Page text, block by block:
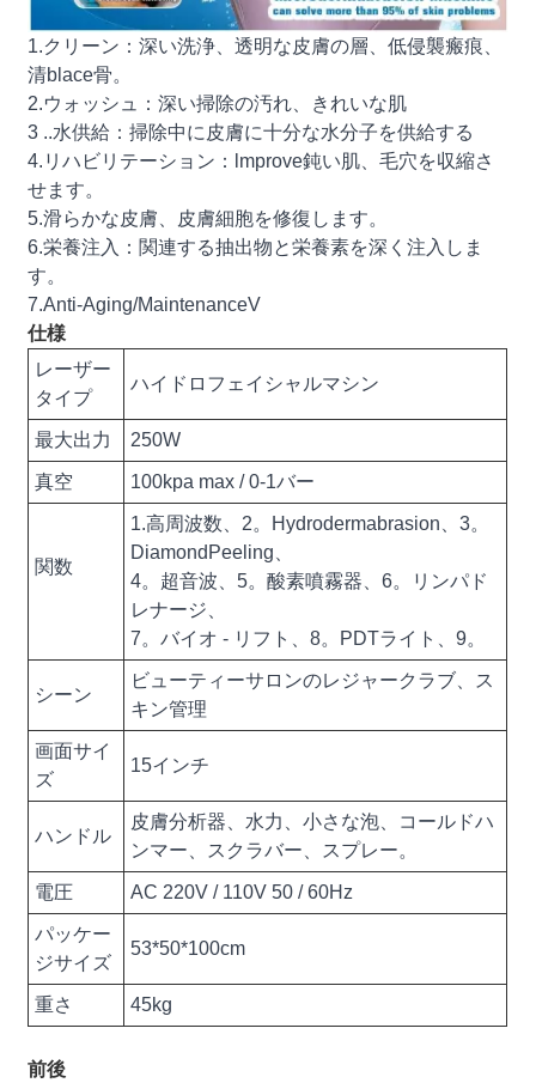
1.クリーン：深い洗浄、透明な皮膚の層、低侵襲瘢痕、
清blace骨。
2.ウォッシュ：深い掃除の汚れ、きれいな肌
3 ..水供給：掃除中に皮膚に十分な水分子を供給する
4.リハビリテーション：lmprove鈍い肌、毛穴を収縮さ
せます。
5.滑らかな皮膚、皮膚細胞を修復します。
6.栄養注入：関連する抽出物と栄養素を深く注入しま
す。
7.Anti-Aging/MaintenanceV
仕様
レーザー
タイプ
ハイドロフェイシャルマシン
最大出力 250W
真空 100kpa max / 0-1バー
関数
1.高周波数、2。Hydrodermabrasion、3。
DiamondPeeling、
4。超音波、5。酸素噴霧器、6。リンパド
レナージ、
7。バイオ - リフト、8。PDTライト、9。
シーン
ビューティーサロンのレジャークラブ、ス
キン管理
画面サイ
ズ
15インチ
ハンドル
皮膚分析器、水力、小さな泡、コールドハ
ンマー、スクラバー、スプレー。
電圧 AC 220V / 110V 50 / 60Hz
パッケー
ジサイズ
53*50*100cm
重さ 45kg
前後